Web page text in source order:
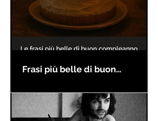
Frasi più belle di buon